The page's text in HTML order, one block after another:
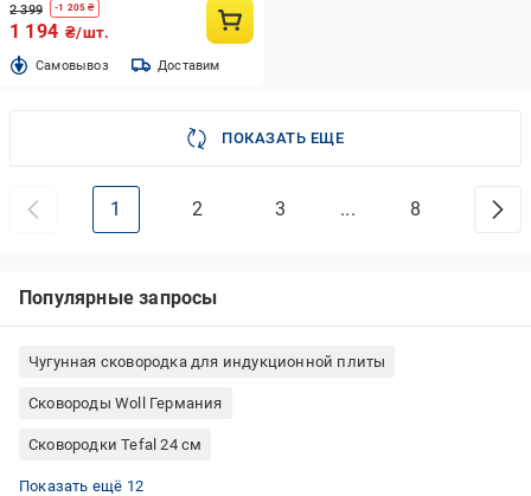
2 399 -1 205 ₴
1 194 ₴/шт.
Cамовывоз Доставим
ПОКАЗАТЬ ЕЩЕ
1 2 3 ... 8
Популярные запросы
Чугунная сковородка для индукционной плиты
Сковороды Woll Германия
Сковородки Tefal 24 см
Сковородки керамика Италия
Сковороды Tefal для индукционных плит
Сковородки вок с крышкой
Сковородки вок 26 см
Алюминиевые сковородки с антипригарным покрытием
Сковороды AMT Gastroguss сковорода-гриль
Сковороды Ballarini Италия
Сковородки PTFE Италия
Сковородки сковорода вок чугун
Сковородки Tefal вок 28 см
Сковороды с керамическим покрытием вок
Сковородки Tefal 28 см
Показать ещё 12